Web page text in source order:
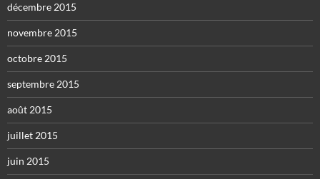
décembre 2015
novembre 2015
octobre 2015
septembre 2015
août 2015
juillet 2015
juin 2015